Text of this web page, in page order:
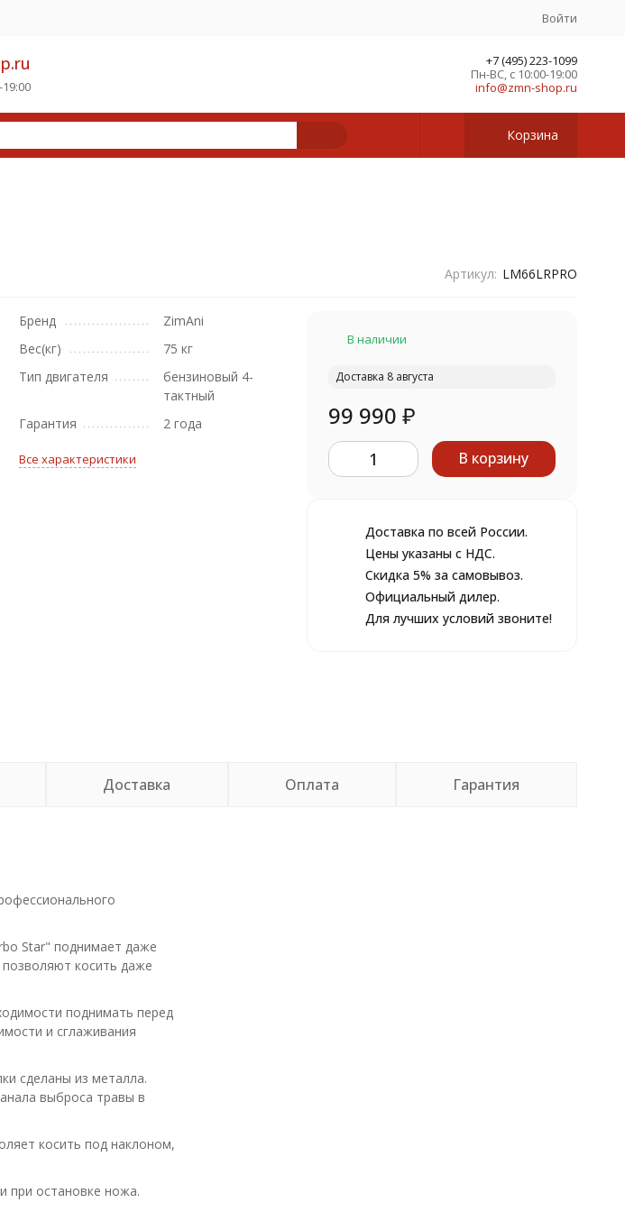
Войти
+7 (495) 223-1099
Пн-ВС, с 10:00-19:00
info@zmn-shop.ru
Корзина
Артикул: LM66LRPRO
Бренд
ZimAni
Вес(кг)
75 кг
Тип двигателя
бензиновый 4-
тактный
Гарантия
2 года
Все характеристики
В наличии
Доставка 8 августа
99 990 ₽
В корзину
Доставка по всей России.
Цены указаны с НДС.
Скидка 5% за самовывоз.
Официальный дилер.
Для лучших условий звоните!
Доставка Оплата Гарантия
Star" поднимает даже
косить даже
поднимать перед
и сглаживания
сделаны из металла.
выброса травы в
косить под наклоном,
при остановке ножа.